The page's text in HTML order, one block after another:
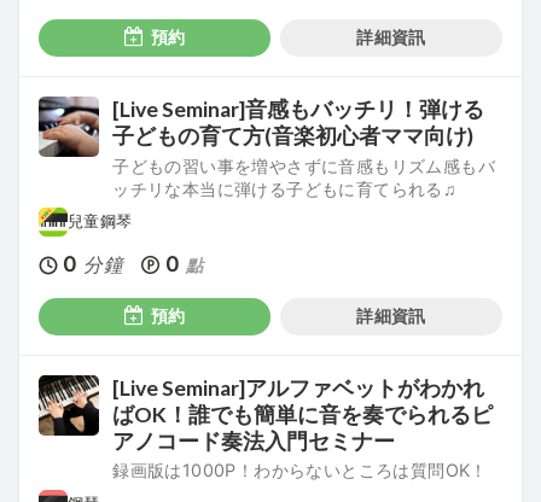
預約 詳細資訊
[Live Seminar]音感もバッチリ！弾ける
子どもの育て方(音楽初心者ママ向け)
子どもの習い事を増やさずに音感もリズム感もバ
ッチリな本当に弾ける子どもに育てられる♫
兒童鋼琴
0 分鐘 0 點
預約 詳細資訊
[Live Seminar]アルファベットがわかれ
ばOK！誰でも簡単に音を奏でられるピ
アノコード奏法入門セミナー
録画版は1000P！わからないところは質問OK！